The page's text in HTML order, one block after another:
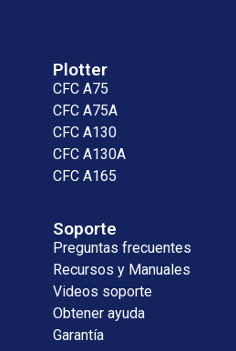
Plotter
CFC A75
CFC A75A
CFC A130
CFC A130A
CFC A165
Soporte
Preguntas frecuentes
Recursos y Manuales
Videos soporte
Obtener ayuda
Garantía